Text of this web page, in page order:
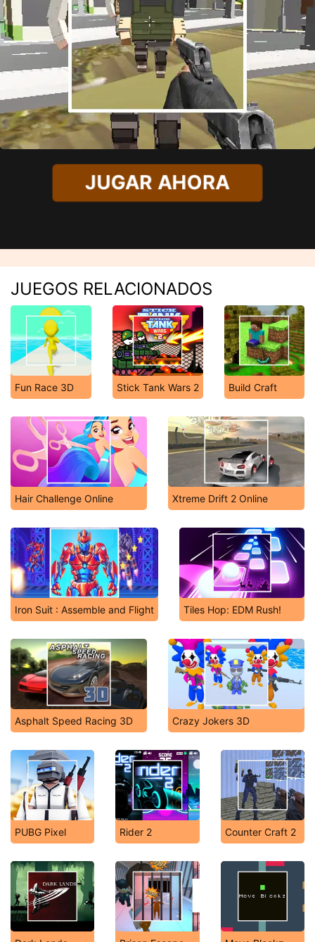
JUGAR AHORA
JUEGOS RELACIONADOS
Fun Race 3D Stick Tank Wars 2 Build Craft
Hair Challenge Online Xtreme Drift 2 Online
Iron Suit : Assemble and Flight Tiles Hop: EDM Rush!
Asphalt Speed Racing 3D Crazy Jokers 3D
PUBG Pixel Rider 2 Counter Craft 2